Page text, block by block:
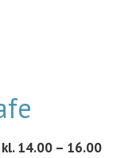
14.00 – 16.00